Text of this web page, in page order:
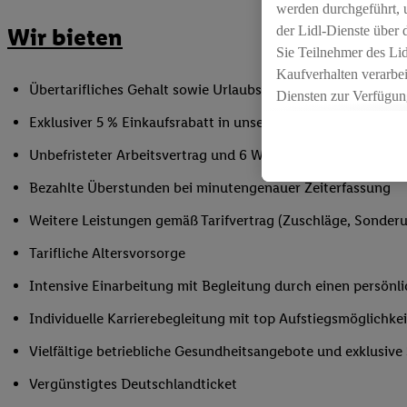
Wir bieten
Übertarifliches Gehalt sowie Urlaubs- und Weihnachtsgeld
Exklusiver 5 % Einkaufsrabatt in unseren Filialen
Unbefristeter Arbeitsvertrag und 6 Wochen Urlaub/Jahr
Bezahlte Überstunden bei minutengenauer Zeiterfassung
Weitere Leistungen gemäß Tarifvertrag (Zuschläge,
Tarifliche Altersvorsorge
Intensive Einarbeitung mit Begleitung durch einen
Individuelle Karrierebegleitung mit top
Vielfältige betriebliche Gesundheitsangebote und
Vergünstigtes Deutschlandticket
werden durchgeführt,
der Lidl-Dienste über
Sie Teilnehmer des
Kaufverhalten
Diensten zur
Die Erstellung
angereicherten
Ihr Kaufverhalten in
Speichern von und/
zur technischen
Sofern Sie hier Ihre
in gemeinsamer